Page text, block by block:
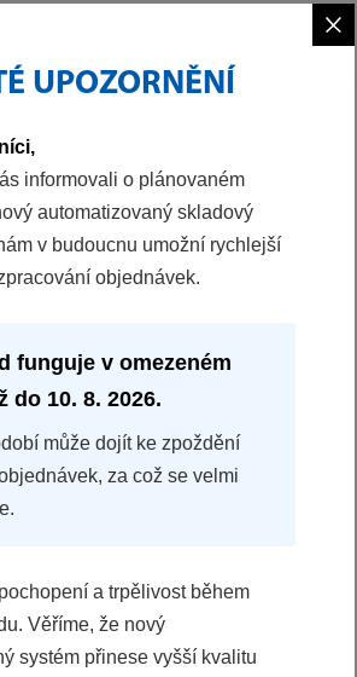
na základě 1 recenzí
l
přidávání ingrediencí
×
UPOZORNĚNÍ
informovali o plánovaném
automatizovaný skladový
v budoucnu umožní rychlejší
objednávek.
funguje v omezeném
do 10. 8. 2026.
může dojít ke zpoždění
za což se velmi
a trpělivost během
Věříme, že nový
systém přinese vyšší kvalitu